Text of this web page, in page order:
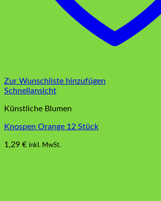
Zur Wunschliste hinzufügen
Schnellansicht
Künstliche Blumen
Knospen Orange 12 Stück
1,29 € inkl. MwSt.